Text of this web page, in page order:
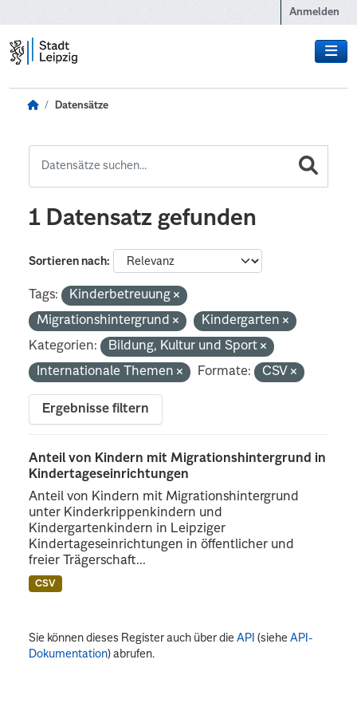
Anmelden
Datensätze
1 Datensatz gefunden
Sortieren nach
Tags:
Kinderbetreuung
Migrationshintergrund
Kindergarten
Kategorien:
Bildung, Kultur und Sport
Internationale Themen
Formate: CSV
Ergebnisse filtern
Anteil von Kindern mit Migrationshintergrund in
Kindertageseinrichtungen
Anteil von Kindern mit Migrationshintergrund
unter Kinderkrippenkindern und
Kindergartenkindern in Leipziger
Kindertageseinrichtungen in öffentlicher und
freier Trägerschaft...
CSV
Sie können dieses Register auch über dieAPI (sieheAPI-
Dokumentation) abrufen.